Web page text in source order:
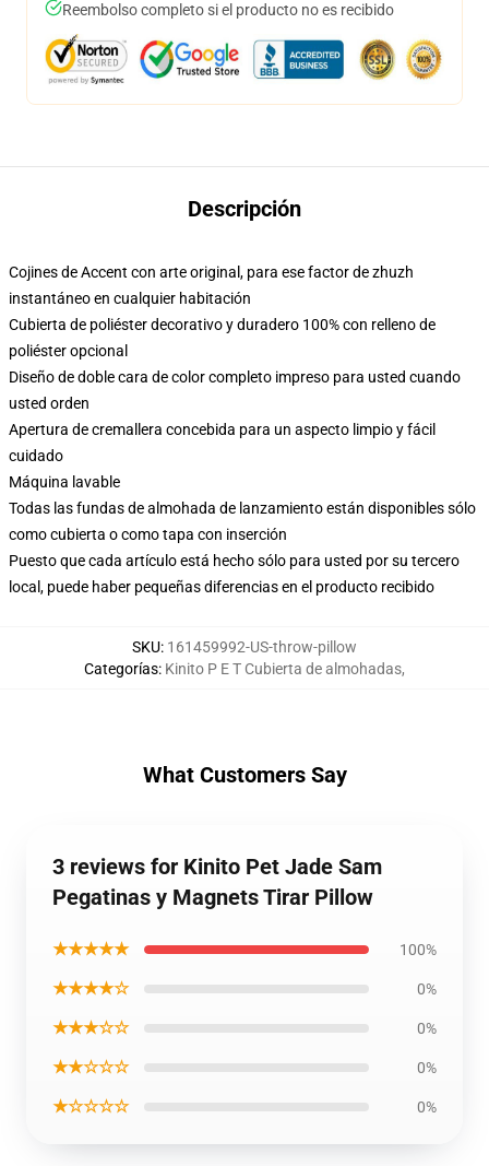
Reembolso completo si el producto no es recibido
Descripción
Cojines de Accent con arte original, para ese factor de zhuzh
instantáneo en cualquier habitación
Cubierta de poliéster decorativo y duradero 100% con relleno de
poliéster opcional
Diseño de doble cara de color completo impreso para usted cuando
usted orden
Apertura de cremallera concebida para un aspecto limpio y fácil
cuidado
Máquina lavable
Todas las fundas de almohada de lanzamiento están disponibles sólo
como cubierta o como tapa con inserción
Puesto que cada artículo está hecho sólo para usted por su tercero
local, puede haber pequeñas diferencias en el producto recibido
SKU: 161459992-US-throw-pillow
Categorías: Kinito P E T Cubierta de almohadas,
What Customers Say
3 reviews for Kinito Pet Jade Sam
Pegatinas y Magnets Tirar Pillow
★★★★★ 100%
★★★★☆ 0%
★★★☆☆ 0%
★★☆☆☆ 0%
★☆☆☆☆ 0%